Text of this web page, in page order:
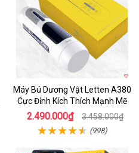
Máy Bú Dương Vật Letten A380
Cực Đỉnh Kích Thích Mạnh Mẽ
2.490.000₫ 3.458.000₫
(998)